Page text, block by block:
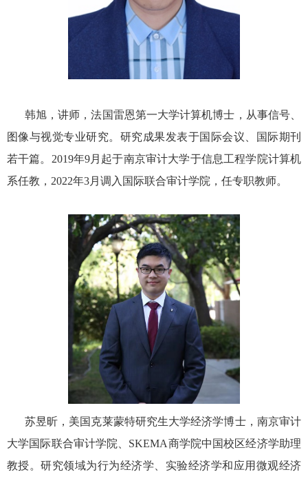
韩旭，讲师，法国雷恩第一大学计算机博士，从事信号、
图像与视觉专业研究。研究成果发表于国际会议、国际期刊
若干篇。 2019年9月起于南京审计大学于信息工程学院计算机
系任教， 2022年3月调入国际联合审计学院，任专职教师。
苏昱昕，美国克莱蒙特研究生大学经济学博士，南京审计
大学国际联合审计学院、 SKEMA商学院中国校区经济学助理
教授。研究领域为行为经济学、实验经济学和应用微观经济